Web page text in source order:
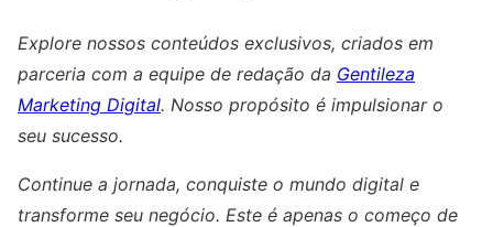
Explore nossos conteúdos exclusivos, criados em
parceria com a equipe de redação da Gentileza
Marketing Digital. Nosso propósito é impulsionar o
seu sucesso.
Continue a jornada, conquiste o mundo digital e
transforme seu negócio. Este é apenas o começo de